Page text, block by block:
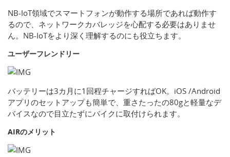
NB-IoT領域でスマートフォンが動作する場所であれば動作す
るので、ネットワークカバレッジを心配する必要はありませ
ん。NB-IoTをより深く理解するのにも役立ちます。
ユーザーフレンドリー
バッテリーは3カ月に1回程チャージすればOK。iOS /Android
アプリのセットアップも簡単で、重さたったの80gと軽量なデ
バイスなので目立たずにバイクに取付けられます。
AIRのメリット